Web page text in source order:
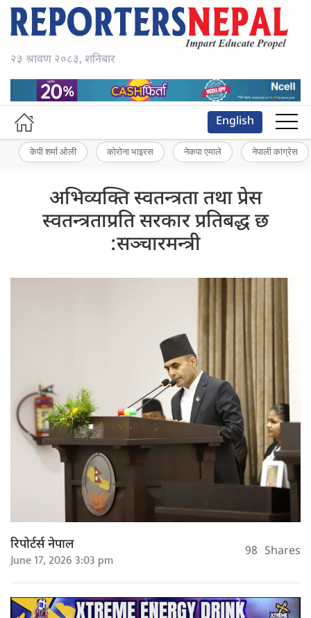
२३ श्रावण २०८३, शनिबार
English
केपी शर्मा ओली कोरोना भाइरस नेकपा एमाले नेपाली कांग्रेस
अभिव्यक्ति स्वतन्त्रता तथा प्रेस
स्वतन्त्रताप्रति सरकार प्रतिबद्ध छ
:सञ्चारमन्त्री
रिपोर्टर्स नेपाल
June 17, 2026 3:03 pm 98 Shares